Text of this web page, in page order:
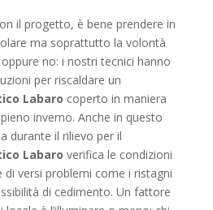
il progetto, è bene prendere in
ma soprattutto la volontà
no: i nostri tecnici hanno
per riscaldare un
Labaro coperto in maniera
inverno. Anche in questo
durante il rilievo per il
Labaro verifica le condizioni
di versi problemi come i ristagni
di cedimento. Un fattore